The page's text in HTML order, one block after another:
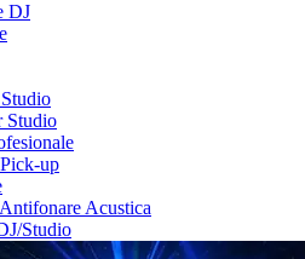
DJ
Studio
up
Acustica
Studio